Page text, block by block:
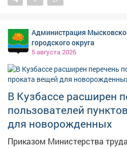
чем они отличаются друг от
ребят шахтёрские
разобрали, кто такие
нужно обладать, чтобы
своего дела. Ребята с
требования к разным
что важно не только желание,
здоровье! Такие встречи помогают детям сделать
первые шаги к осознанному
профессии и понять,
мир труда вокруг нас
Администрация
городского округа
5 августа 2026
В Кузбассе расширен
пользователей
для новорожденных
Приказом Министерства